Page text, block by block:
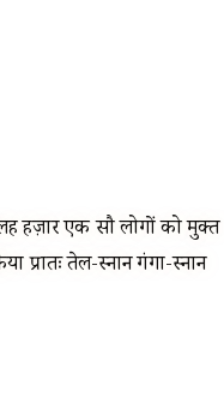
हज़ार एक सौ लोगों को मुक्त
प्रातः तेल-स्नान गंगा-स्नान